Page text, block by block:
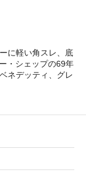
に軽い角スレ、底
・シェップの69年
ネデッティ、グレ